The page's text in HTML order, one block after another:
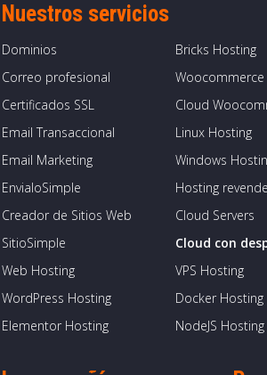
Nuestros servicios
Dominios
Correo profesional
Certificados SSL
Email Transaccional
Email Marketing
EnvialoSimple
Creador de Sitios Web
SitioSimple
Web Hosting
WordPress Hosting
Elementor Hosting
Bricks Hosting
Cloud
Linux Hosting
Windows
Hosting
Cloud Servers
Cloud con
VPS Hosting
Docker Hosting
NodeJS Hosting